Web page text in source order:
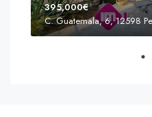
395,000€